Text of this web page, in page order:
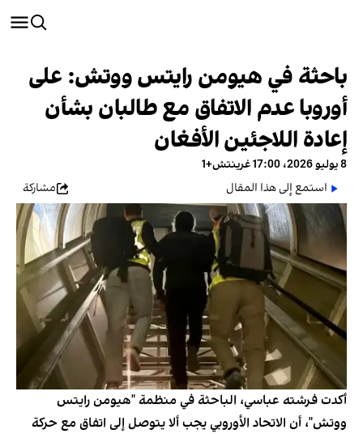
باحثة في هيومن رايتس ووتش: على
أوروبا عدم الاتفاق مع طالبان بشأن
إعادة اللاجئين الأفغان
8 يوليو 2026، 17:00 غرينتش+1
استمع إلى هذا المقال
مشاركة
أكدت فرشته عباسي، الباحثة في منظمة "هيومن رايتس
ووتش"، أن الاتحاد الأوروبي يجب ألا يتوصل إلى اتفاق مع حركة